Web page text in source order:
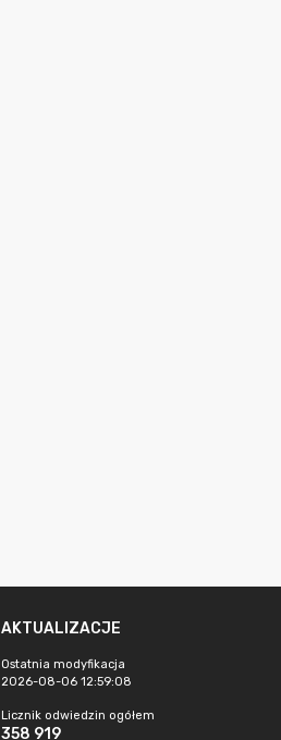
AKTUALIZACJE
Ostatnia modyfikacja
2026-08-06 12:59:08
Licznik odwiedzin ogółem
358 919